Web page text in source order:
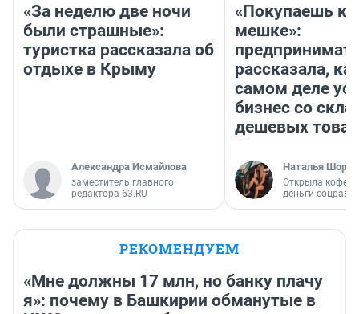
«За неделю две ночи
были страшные»:
туристка рассказала об
отдыхе в Крыму
Александра Исмайлова
заместитель главного
редактора 63.RU
«Покупаешь
мешке»:
рассказала,
самом деле
бизнес со
дешевых
Наталья
Открыла
деньги
РЕКОМЕНДУЕМ
«Мне должны 17 млн, но банку плачу
я»: почему в Башкирии обманутые в